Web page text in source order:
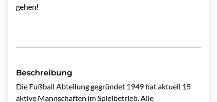
gehen!
Beschreibung
Die Fußball Abteilung gegründet 1949 hat aktuell 15
aktive Mannschaften im Spielbetrieb. Alle